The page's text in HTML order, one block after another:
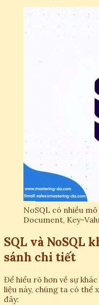
NoSQL có nhiều
Document, Key-
SQL và NoSQL
sánh chi tiết
Để hiểu rõ hơn về sự
liệu này, chúng ta có thể
đây: